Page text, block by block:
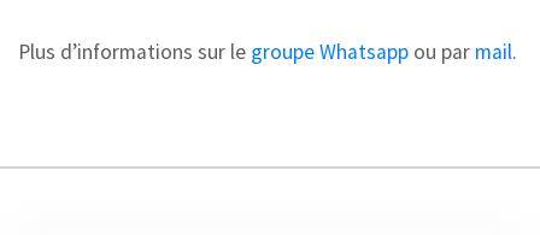
Plus d’informations sur le groupe Whatsapp ou par mail.